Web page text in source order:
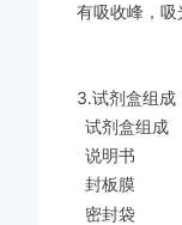
有吸收峰，
3.试剂盒组成
试剂盒组成
说明书
封板膜
密封袋